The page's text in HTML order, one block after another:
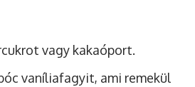
vagy kakaóport.
vaníliafagyit, ami remekül